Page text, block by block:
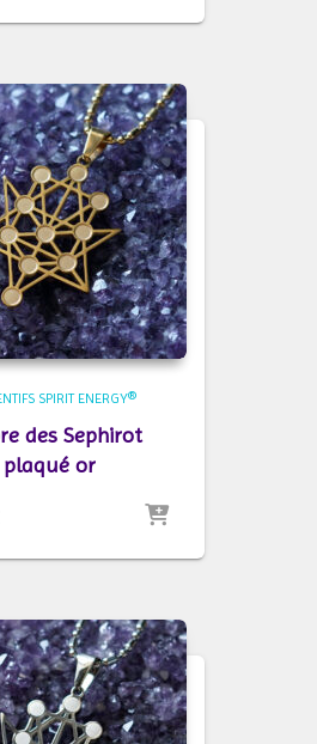
prix :
à
289,00€
SPIRIT ENERGY®
des Sephirot
plaqué or